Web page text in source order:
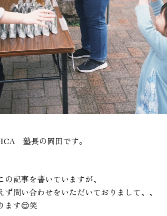
塾長の岡田です。
記事を書いていますが、
問い合わせをいただいておりまして、、
ます😌笑